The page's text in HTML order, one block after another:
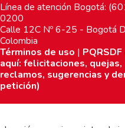
Línea de atención Bogotá:
0200
Calle 12C Nº 6-25 - Bogotá
Colombia
Términos de uso |
aquí: felicitaciones, quejas,
reclamos, sugerencias y
petición)